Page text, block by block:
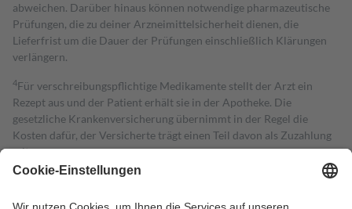
abweichen. Darüber hinaus können notwendige pharmazeutische
Prüfungen, die zu deiner Arzneimittelsicherheit dienen, die
Lieferfrist um die Dauer der Prüfungen einschließlich Klärungen
verlängern.
4Für verschreibungspflichtige Medikamente stellt der Arzt ein
Rezept aus und der Patient erhält sie in der Apotheke. Die
gesetzliche Krankenversicherung übernimmt in der Regel die
Kosten dafür, der Versicherte trägt einen Teil davon als Zuzahlung
mit.
Grundsätzlich leisten Mitglieder Zuzahlungen in Höhe von zehn
höchstens zehn Euro.
Es sind jedoch nie mehr als die tatsächlichen